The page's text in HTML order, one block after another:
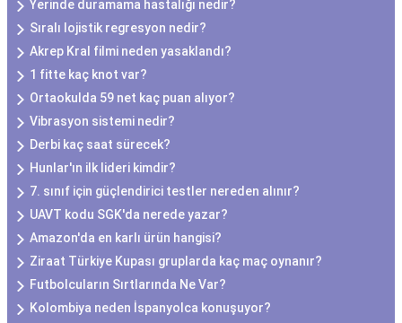
Yerinde duramama hastalığı nedir?
Sıralı lojistik regresyon nedir?
Akrep Kral filmi neden yasaklandı?
1 fitte kaç knot var?
Ortaokulda 59 net kaç puan alıyor?
Vibrasyon sistemi nedir?
Derbi kaç saat sürecek?
Hunlar'ın ilk lideri kimdir?
7. sınıf için güçlendirici testler nereden alınır?
UAVT kodu SGK'da nerede yazar?
Amazon'da en karlı ürün hangisi?
Ziraat Türkiye Kupası gruplarda kaç maç oynanır?
Futbolcuların Sırtlarında Ne Var?
Kolombiya neden İspanyolca konuşuyor?